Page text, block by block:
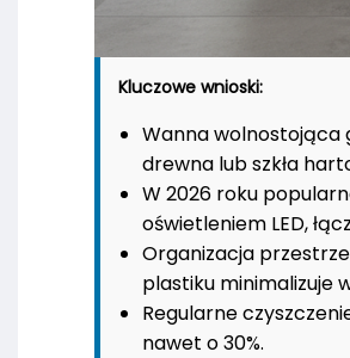
Kluczowe wnioski:
Wanna wolnostojąca
drewna lub szkła
W 2026 roku
oświetleniem LED,
Organizacja
plastiku minimalizuje
Regularne
nawet o 30%.